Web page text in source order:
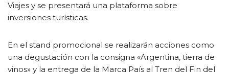
Viajes y se presentará una plataforma sobre
inversiones turísticas.
En el stand promocional se realizarán acciones como
una degustación con la consigna «Argentina, tierra de
vinos» y la entrega de la Marca País al Tren del Fin del